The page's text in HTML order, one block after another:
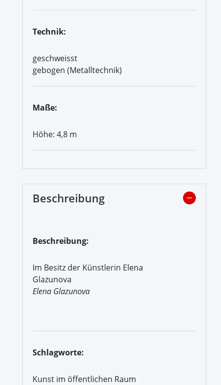
Technik:
geschweisst
gebogen (Metalltechnik)
Maße:
Höhe: 4,8 m
Beschreibung
Beschreibung:
Im Besitz der Künstlerin Elena
Glazunova
Elena Glazunova
Schlagworte:
Kunst im öffentlichen Raum